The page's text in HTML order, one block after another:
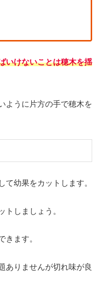
いけないことは穂木を揺
ように片方の手で穂木を
て幼果をカットします。
トしましょう。
きます。
ありませんが切れ味が良